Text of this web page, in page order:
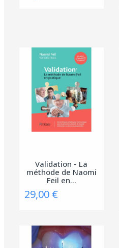
Validation - La
méthode de Naomi
Feil en...
29,00 €